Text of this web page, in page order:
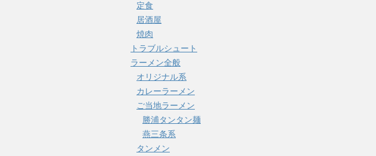
定食
居酒屋
焼肉
トラブルシュート
ラーメン全般
オリジナル系
カレーラーメン
ご当地ラーメン
勝浦タンタン麺
燕三条系
タンメン